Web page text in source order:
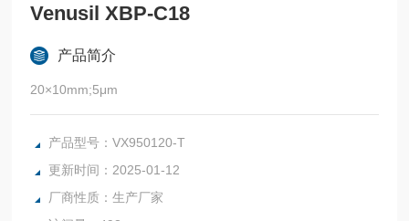
Venusil XBP-C18
产品简介
20×10mm;5μm
产品型号：VX950120-T
更新时间：2025-01-12
厂商性质：生产厂家